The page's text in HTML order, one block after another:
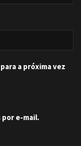
a próxima vez
e-mail.